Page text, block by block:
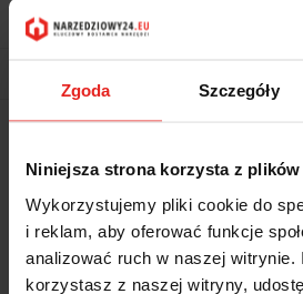
Zgoda Szczegóły
Niniejsza strona korzysta z
Wykorzystujemy pliki cookie do
i reklam, aby oferować funkcje
analizować ruch w naszej witrynie.
korzystasz z naszej witryny,
1690.02
Cena przesyłki 0
Dostępność Brak
Waga 1.3 kg